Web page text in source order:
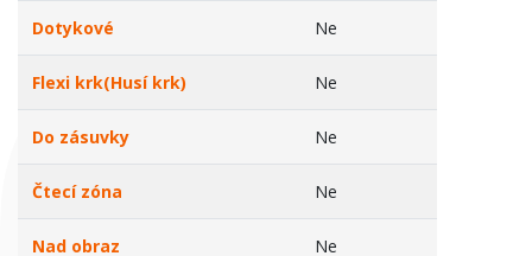
Dotykové Ne
Flexi krk(Husí krk) Ne
Do zásuvky Ne
Čtecí zóna Ne
Nad obraz Ne